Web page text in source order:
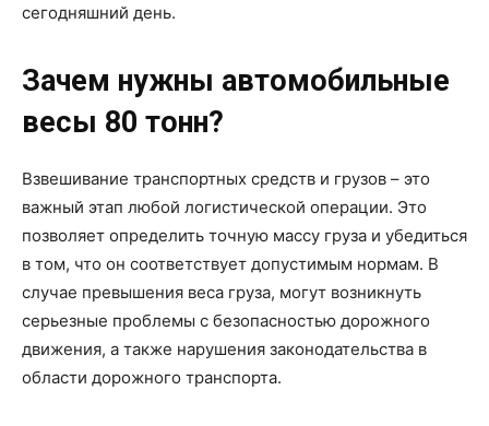
сегодняшний день.
Зачем нужны автомобильные
весы 80 тонн?
Взвешивание транспортных средств и грузов – это
важный этап любой логистической операции. Это
позволяет определить точную массу груза и убедиться
в том, что он соответствует допустимым нормам. В
случае превышения веса груза, могут возникнуть
серьезные проблемы с безопасностью дорожного
движения, а также нарушения законодательства в
области дорожного транспорта.